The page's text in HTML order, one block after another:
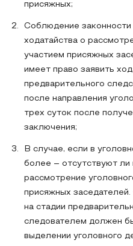
присяжных;
Соблюдение
ходатайства о
участием присяжных
имеет право заявить
предварительного
после направления
трех суток после
заключения;
В случае, если в
более – отсутствуют
рассмотрение
присяжных
на стадии
следователем должен
выделении уголовного